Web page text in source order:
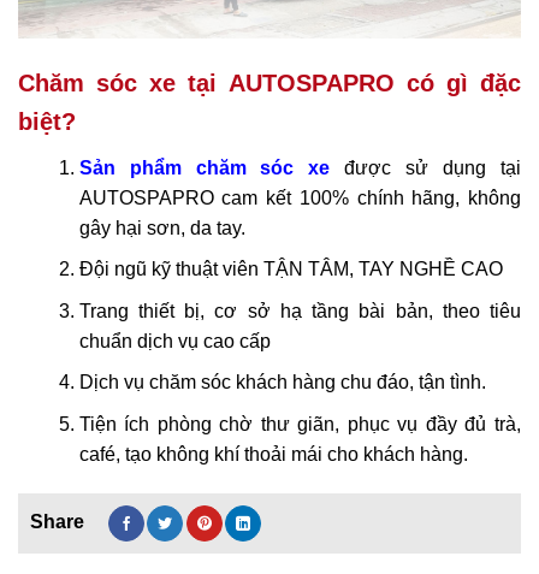
Chăm sóc xe tại AUTOSPAPRO có gì đặc
biệt?
Sản phẩm chăm sóc xe được sử dụng tại
AUTOSPAPRO cam kết 100% chính hãng, không
gây hại sơn, da tay.
Đội ngũ kỹ thuật viên TẬN TÂM, TAY NGHỀ CAO
Trang thiết bị, cơ sở hạ tầng bài bản, theo tiêu
chuẩn dịch vụ cao cấp
Dịch vụ chăm sóc khách hàng chu đáo, tận tình.
Tiện ích phòng chờ thư giãn, phục vụ đầy đủ trà,
café, tạo không khí thoải mái cho khách hàng.